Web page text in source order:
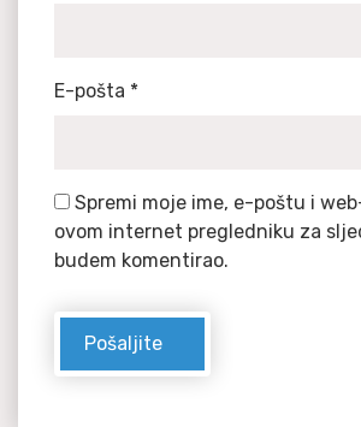
E-pošta *
Spremi moje ime, e-poštu i
ovom internet pregledniku za
budem komentirao.